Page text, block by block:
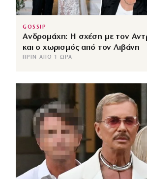
GOSSIP
Ανδρομάχη: Η σχέση με τον
και ο χωρισμός από τον Λιβάνη
ΠΡΙΝ ΑΠΌ 1 ΏΡΑ